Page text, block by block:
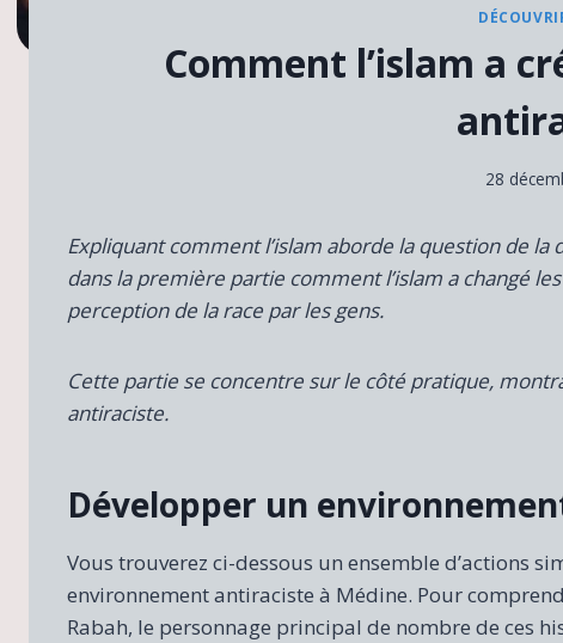
Comment l’islam a
28
Expliquant comment l’islam aborde la question de
dans la première partie comment l’islam a changé
perception de la race par les gens.
Cette partie se concentre sur le côté pratique,
antiraciste.
Développer un
Vous trouverez ci-dessous un ensemble d’actions
environnement antiraciste à Médine. Pour
Rabah, le personnage principal de nombre de ces